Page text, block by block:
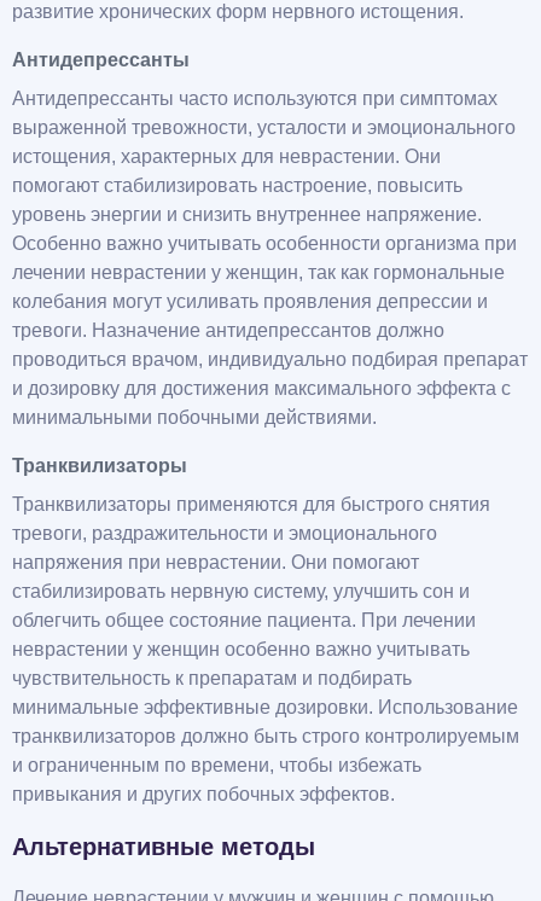
развитие хронических форм нервного истощения.
Антидепрессанты
Антидепрессанты часто используются при симптомах
выраженной тревожности, усталости и эмоционального
истощения, характерных для неврастении. Они
помогают стабилизировать настроение, повысить
уровень энергии и снизить внутреннее напряжение.
Особенно важно учитывать особенности организма при
лечении неврастении у женщин, так как гормональные
колебания могут усиливать проявления депрессии и
тревоги. Назначение антидепрессантов должно
проводиться врачом, индивидуально подбирая препарат
и дозировку для достижения максимального эффекта с
минимальными побочными действиями.
Транквилизаторы
Транквилизаторы применяются для быстрого снятия
тревоги, раздражительности и эмоционального
напряжения при неврастении. Они помогают
стабилизировать нервную систему, улучшить сон и
облегчить общее состояние пациента. При лечении
неврастении у женщин особенно важно учитывать
чувствительность к препаратам и подбирать
минимальные эффективные дозировки. Использование
транквилизаторов должно быть строго контролируемым
и ограниченным по времени, чтобы избежать
привыкания и других побочных эффектов.
Альтернативные методы